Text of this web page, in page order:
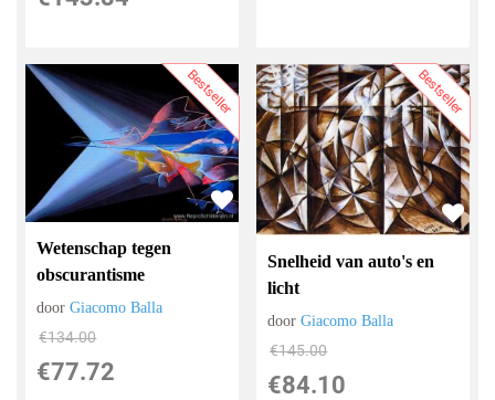
Bestseller
Wetenschap tegen
obscurantisme
doorGiacomo Balla
€134.00
€77.72
Bestseller
Snelheid van auto's en
licht
doorGiacomo Balla
€145.00
€84.10